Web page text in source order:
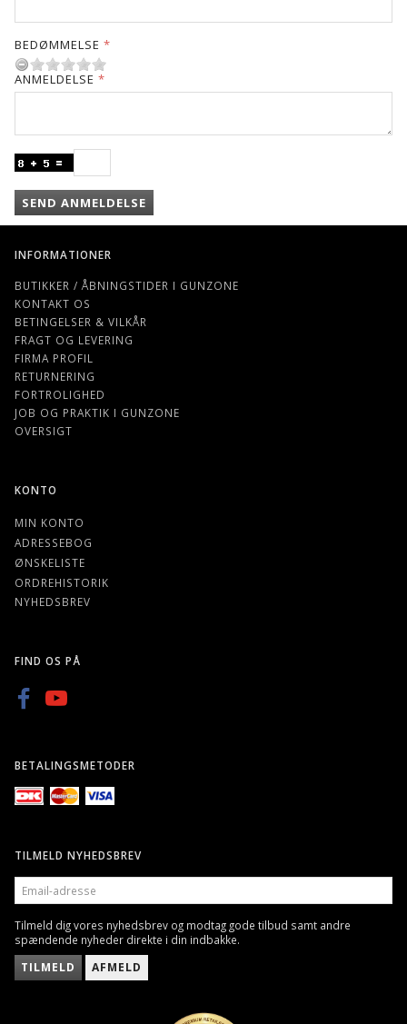
BEDØMMELSE
ANMELDELSE
SEND ANMELDELSE
INFORMATIONER
BUTIKKER / ÅBNINGSTIDER I GUNZONE
KONTAKT OS
BETINGELSER & VILKÅR
FRAGT OG LEVERING
FIRMA PROFIL
RETURNERING
FORTROLIGHED
JOB OG PRAKTIK I GUNZONE
OVERSIGT
KONTO
MIN KONTO
ADRESSEBOG
ØNSKELISTE
ORDREHISTORIK
NYHEDSBREV
FIND OS PÅ
BETALINGSMETODER
TILMELD NYHEDSBREV
EMAIL-
ADRESSE
Tilmeld dig vores nyhedsbrev og modtag gode tilbud samt andre
spændende nyheder direkte i din indbakke.
TILMELD AFMELD